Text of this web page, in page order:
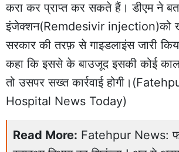
करा कर प्राप्त कर सकते हैं। डीएम ने
इंजेक्शन(Remdesivir injection)को
सरकार की तरफ़ से गाइडलाइंस जारी
कहा कि इससे के बाउजूद इसकी कोई
तो उसपर सख्त कार्रवाई
Hospital News Today)
Read More: Fatehpur News: